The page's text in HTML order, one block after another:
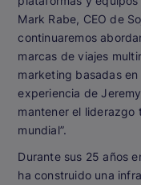
Mark Rabe, CEO de
continuaremos
marcas de viajes
marketing basadas
experiencia de
mantener el liderazgo
mundial”.
Durante sus 25 años
ha construido una